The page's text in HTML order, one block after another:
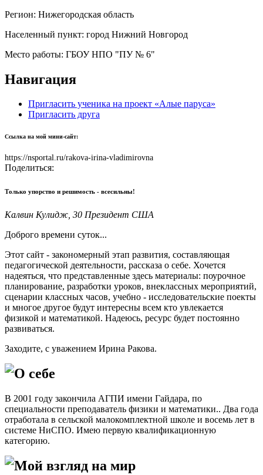
Регион: Нижегородская область
Населенный пункт: город Нижний Новгород
Место работы: ГБОУ НПО "ПУ № 6"
Навигация
Пригласить ученика на проект «Алые паруса»
Пригласить друга
Ссылка на мой мини-сайт:
https://nsportal.ru/rakova-irina-vladimirovna
Поделиться:
Только упорство и решимость - всесильны!
Калвин Кулидж, 30 Президент США
Доброго времени суток...
Этот сайт - закономерный этап развития, составляющая
педагогической деятельности, рассказа о себе. Хочется
надеяться, что представленные здесь материалы: поурочное
планирование, разработки уроков, внеклассных мероприятий,
сценарии классных часов, учебно - исследовательские поекты
и многое другое будут интересны всем кто увлекается
физикой и математикой. Надеюсь, ресурс будет постоянно
развиваться.
Заходите, с уважением Ирина Ракова.
О себе
В 2001 году закончила АГПИ имени Гайдара, по
специальности преподаватель физики и математики.. Два года
отработала в сельской малокомплектной школе и восемь лет в
системе НиСПО. Имею первую квалификационную
категорию.
Мой взгляд на мир